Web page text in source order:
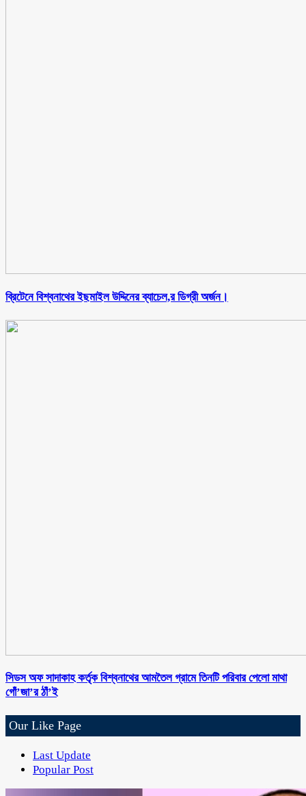
ব্রিটেনে বিশ্বনাথের ইছমাইল উদ্দিনের ব্যাচেল,র ডিগ্রী অর্জন।
সিডস অফ সাদাকাহ কর্তৃক বিশ্বনাথের আমতৈল গ্রামে তিনটি পরিবার পেলো মাথা
গোঁ’জা’র ঠাঁ’ই
Our Like Page
Last Update
Popular Post